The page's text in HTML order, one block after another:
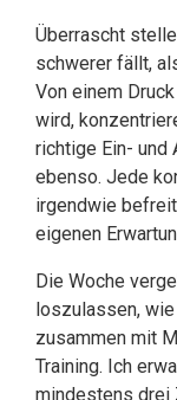
Überrascht
schwerer fällt,
Von einem
wird,
richtige Ein- und
ebenso. Jede
irgendwie
eigenen
Die Woche
loszulassen,
zusammen mit
Training. Ich
mindestens drei